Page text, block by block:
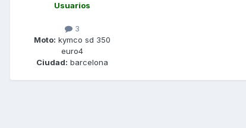
Usuarios
3
Moto: kymco sd 350
euro4
Ciudad: barcelona